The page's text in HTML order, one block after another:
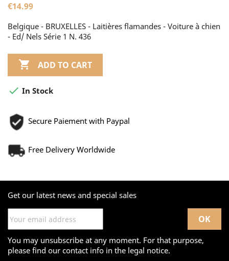
€14.99
Belgique - BRUXELLES - Laitières flamandes - Voiture à chien
- Ed/ Nels Série 1 N. 436
 ADD TO CART
 In Stock
Secure Paiement with Paypal
Free Delivery Worldwide
Get our latest news and special sales
You may unsubscribe at any moment. For that purpose,
please find our contact info in the legal notice.